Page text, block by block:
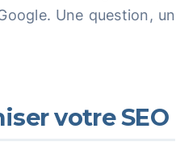
Une question, un
votre SEO